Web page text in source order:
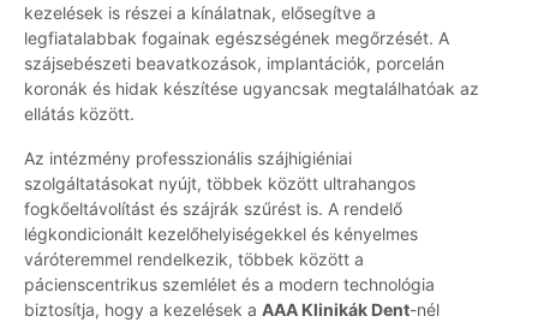
kezelések is részei a kínálatnak, elősegítve a
legfiatalabbak fogainak egészségének megőrzését. A
szájsebészeti beavatkozások, implantációk, porcelán
koronák és hidak készítése ugyancsak megtalálhatóak az
ellátás között.
Az intézmény professzionális szájhigiéniai
szolgáltatásokat nyújt, többek között ultrahangos
fogkőeltávolítást és szájrák szűrést is. A rendelő
légkondicionált kezelőhelyiségekkel és kényelmes
váróteremmel rendelkezik, többek között a
pácienscentrikus szemlélet és a modern technológia
biztosítja, hogy a kezelések a AAA Klinikák Dent-nél